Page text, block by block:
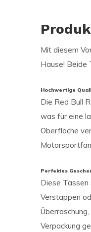
Mit diesem
Hause! Beide
Hochwertige
Die Red Bull
was für eine
Oberfläche
Perfektes
Diese Tassen
Verstappen
Verpackung